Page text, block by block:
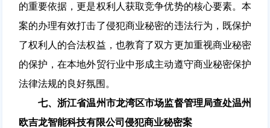
的重要依据，更是权利人获取竞争优势的核心要素。本
案的办理有效打击了侵犯商业秘密的违法行为，既保护
了权利人的合法权益，也教育了双方更加重视商业秘密
的保护，在本地外贸行业中形成主动遵守商业秘密保护
法律法规的良好氛围。
七、浙江省温州市龙湾区市场监督管理局查处温州
欧吉龙智能科技有限公司侵犯商业秘密案